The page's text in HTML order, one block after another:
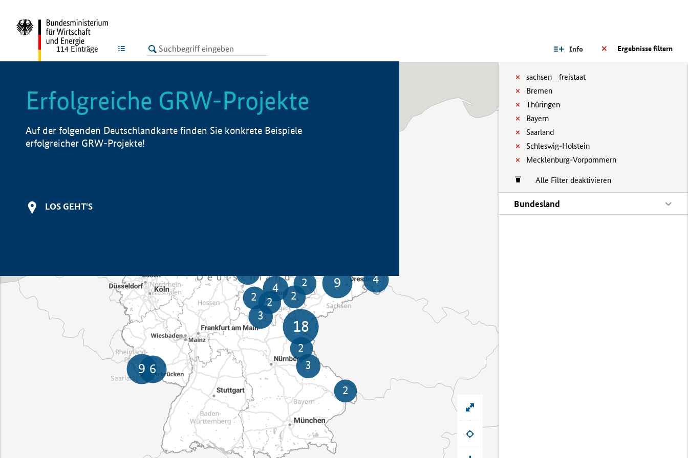
LISTE Ergebnisse filtern
Info
sachsen__freistaat
Bremen
Thüringen
Bayern
Saarland
Schleswig-Holstein
Mecklenburg-Vorpommern
Alle Filter deaktivieren
Bundesland
114 Einträge
Erfolgreiche GRW-Projekte
Auf der folgenden Deutschlandkarte finden Sie konkrete Beispiele
erfolgreicher GRW-Projekte!
LOS GEHT'S